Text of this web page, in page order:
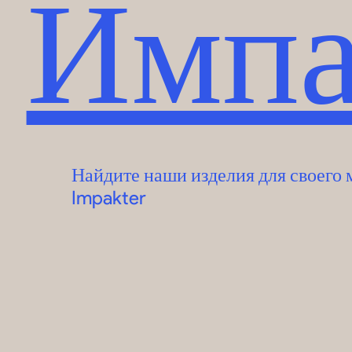
Найдите наши изделия для своего
Impakter